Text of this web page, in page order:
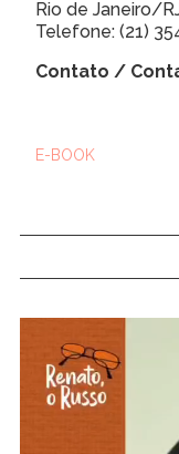
Rio de Janeiro/
Telefone: (21)
Contato /
E-BOOK
vídeo